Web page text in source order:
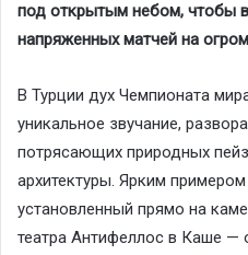
под открытым небом, чтобы
напряженных матчей на
В Турции дух Чемпионата
уникальное звучание,
потрясающих природных
архитектуры. Ярким
установленный прямо на
театра Антифеллос в Каше —